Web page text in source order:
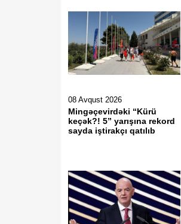
08 Avqust 2026
Mingəçevirdəki “Kürü
keçək?! 5” yarışına rekord
sayda iştirakçı qatılıb